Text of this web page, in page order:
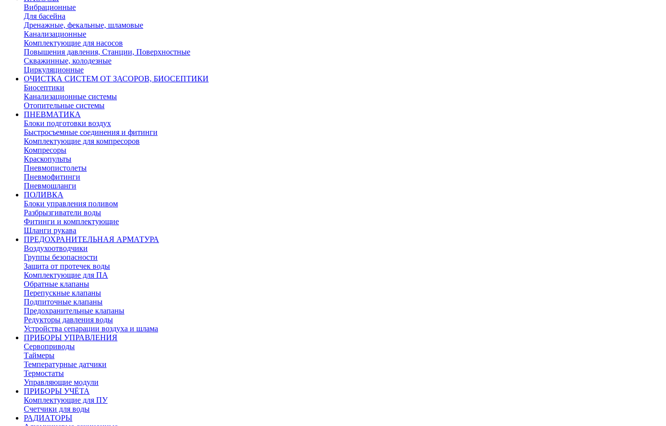
Вибрационные
Для басейна
Дренажные, фекальные, шламовые
Канализационные
Комплектующие для насосов
Повышения давления, Станции, Поверхностные
Скважинные, колодезные
Циркуляционные
ОЧИСТКА СИСТЕМ ОТ ЗАСОРОВ, БИОСЕПТИКИ
Биосептики
Канализационные системы
Отопительные системы
ПНЕВМАТИКА
Блоки подготовки воздух
Быстросъемные соединения и фитинги
Комплектующие для компресоров
Компресоры
Краскопульты
Пневмопистолеты
Пневмофитинги
Пневмошланги
ПОЛИВКА
Блоки управления поливом
Разбрызгиватели воды
Фитинги и комплектующие
Шланги рукава
ПРЕДОХРАНИТЕЛЬНАЯ АРМАТУРА
Воздухоотводчики
Группы безопасности
Защита от протечек воды
Комплектующие для ПА
Обратные клапаны
Перепускные клапаны
Подпиточные клапаны
Предохранительные клапаны
Редукторы давления воды
Устройства сепарации воздуха и шлама
ПРИБОРЫ УПРАВЛЕНИЯ
Сервоприводы
Таймеры
Температурные датчики
Термостаты
Управляющие модули
ПРИБОРЫ УЧЁТА
Комплектующие для ПУ
Счетчики для воды
РАДИАТОРЫ